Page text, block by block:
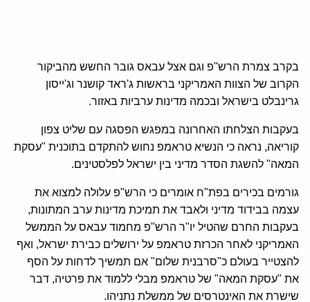
בקרב צמרת הרש"פ וגם אצל עבאס גובר החשש מהביקור
הקרוב של הצוות האמריקני בראשות ג'ראד קושנר וג'ייסון
גרינבלט בישראל ובכמה מדינות ערביות באזור.
בעקבות הצלחתו האחרונה במפגש הפסגה עם שליט צפון
קוריאה, נראה כי הנשיא טראמפ נחוש להתקדם בתוכנית "עסקת
המאה" להשגת הסדר מדיני בין ישראל לפלסטינים.
גורמים בכירים בפת"ח אומרים כי הרש"פ עלולה למצוא את
עצמה בבידוד מדיני ולאבד את תמיכת מדינות ערב המתונות,
בעקבות החרם שהטיל יו"ר הרש"פ מחמוד עבאס על הממשל
האמריקני לאחר הכרזת טראמפ על ירושלים כבירת ישראל, ואף
להצטייר בעולם כ"סרבנית שלום" אם תמשיך לדחות על הסף
את "עסקת המאה" של טראמפ מבלי ללמוד את פרטיה, דבר
שישרת את האינטרסים של ממשלת נתניהו.